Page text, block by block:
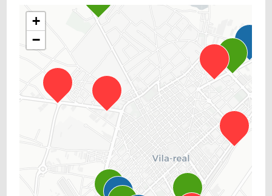
+
−